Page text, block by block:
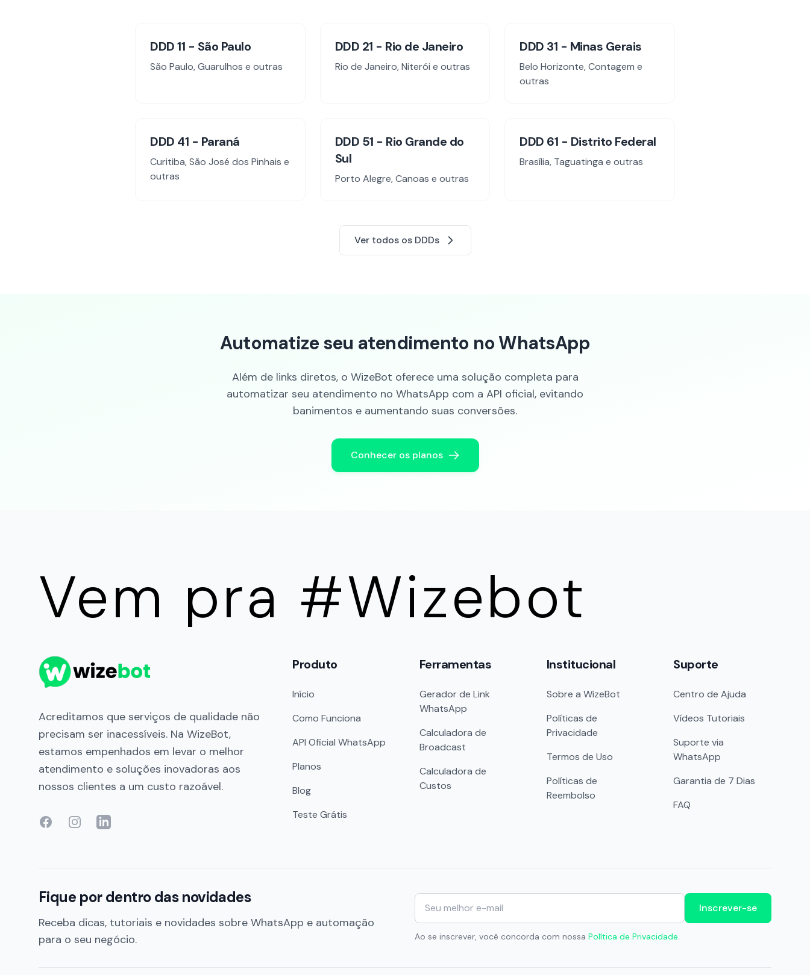
DDD11 - São Paulo
São Paulo, Guarulhos e outras
DDD 21 - Rio de Janeiro
Rio de Janeiro, Niterói e outras
DDD 31 - Minas Gerais
Belo Horizonte, Contagem e
outras
DDD 41 - Paraná
Curitiba, São José dos Pinhais e
outras
DDD 51 - Rio Grande do
Sul
Porto Alegre, Canoas e outras
DDD 61 - Distrito Federal
Brasília, Taguatinga e outras
Ver todos os DDDs
Automatize seu atendimento no WhatsApp
Além de links diretos, o WizeBot oferece uma solução completa para
automatizar seu atendimento no WhatsApp com a API oficial, evitando
banimentos e aumentando suas conversões.
Conhecer os planos
Vem pra #Wizebot
Acreditamos que serviços de qualidade não
precisam ser inacessíveis. Na WizeBot,
estamos empenhados em levar o melhor
atendimento e soluções inovadoras aos
nossos clientes a um custo razoável.
FacebookInstagramLinkedIn
Produto
Início
Como Funciona
API Oficial WhatsApp
Planos
Blog
Teste Grátis
Ferramentas
Gerador de Link
WhatsApp
Calculadora de
Broadcast
Calculadora de
Custos
Institucional
Sobre a WizeBot
Políticas de
Privacidade
Termos de Uso
Políticas de
Reembolso
Suporte
Centro de Ajuda
Vídeos Tutoriais
Suporte via
WhatsApp
Garantia de 7 Dias
FAQ
Fique por dentro das novidades
Receba dicas, tutoriais e novidades sobre WhatsApp e automação
para o seu negócio.
Inscrever-se
Ao se inscrever, você concorda com nossa Política de Privacidade.